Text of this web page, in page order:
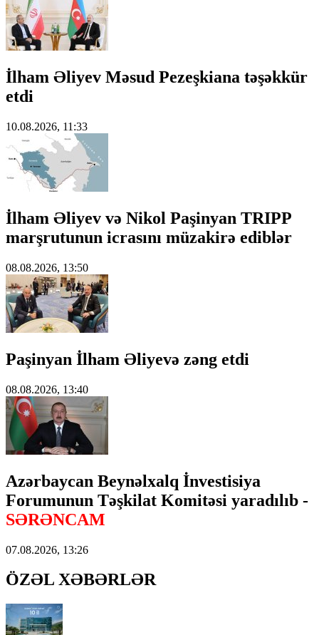
İlham Əliyev Məsud Pezeşkiana təşəkkür
etdi
10.08.2026, 11:33
İlham Əliyev və Nikol Paşinyan TRIPP
marşrutunun icrasını müzakirə ediblər
08.08.2026, 13:50
Paşinyan İlham Əliyevə zəng etdi
08.08.2026, 13:40
Azərbaycan Beynəlxalq İnvestisiya
Forumunun Təşkilat Komitəsi yaradılıb -
SƏRƏNCAM
07.08.2026, 13:26
ÖZƏL XƏBƏRLƏR